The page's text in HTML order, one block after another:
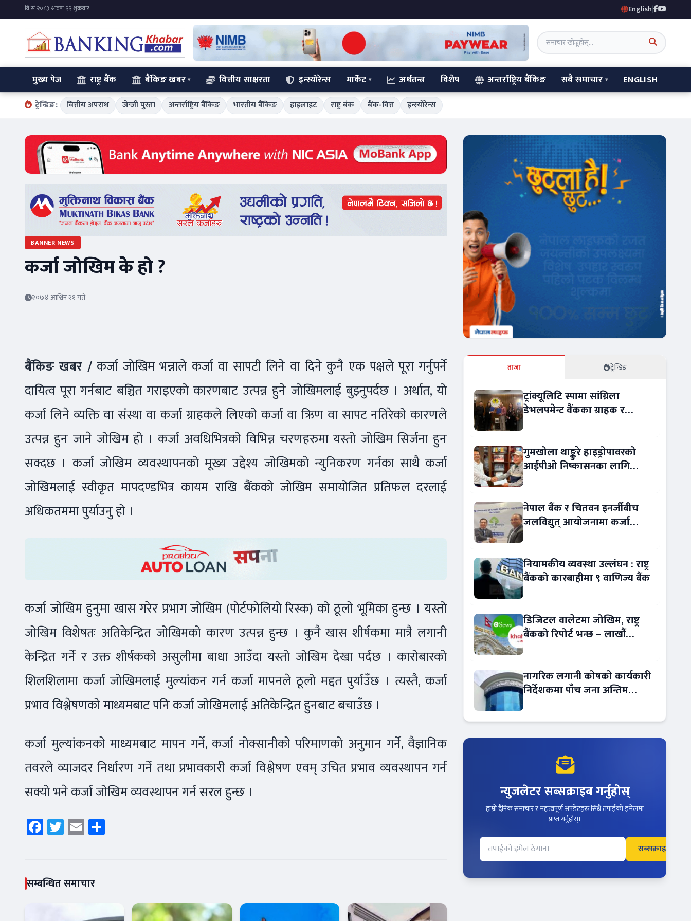
English|
मुख्य पेज राष्ट्र बैंक बैंकिङ खबर वित्तीय साक्षरता इन्स्योरेन्स मार्केट अर्थतन्त्र विशेष अन्तर्राष्ट्रिय बैंकिङ सबै समाचार ENGLISH
ट्रेन्डिङ: वित्तीय अपराध जेन्जी पुस्ता अन्तर्राष्ट्रिय बैंकिङ भारतीय बैंकिङ हाइलाइट राष्ट्र बंक बैंक-वित्त इन्स्योरेन्स
BANNER NEWS
कर्जा जोखिम के हो ?
२०७४ आश्विन २१ गते
बैंकिङ खबर / कर्जा जोखिम भन्नाले कर्जा वा सापटी लिने वा दिने कुनै एक पक्षले पूरा गर्नुपर्ने
दायित्व पूरा गर्नबाट बञ्चित गराइएको कारणबाट उत्पन्न हुने जोखिमलाई बुझ्नुपर्दछ । अर्थात, यो
कर्जा लिने व्यक्ति वा संस्था वा कर्जा ग्राहकले लिएको कर्जा वा ऋिण वा सापट नतिरेको कारणले
उत्पन्न हुन जाने जोखिम हो । कर्जा अवधिभित्रको विभिन्न चरणहरुमा यस्तो जोखिम सिर्जना हुन
सक्दछ । कर्जा जोखिम व्यवस्थापनको मूख्य उद्देश्य जोखिमको न्युनिकरण गर्नका साथै कर्जा
जोखिमलाई स्वीकृत मापदण्डभित्र कायम राखि बैंकको जोखिम समायोजित प्रतिफल दरलाई
अधिकतममा पुर्याउनु हो ।
कर्जा जोखिम हुनुमा खास गरेर प्रभाग जोखिम (पोर्टफोलियो रिस्क) को ठूलो भूमिका हुन्छ । यस्तो
जोखिम विशेषतः अतिकेन्द्रित जोखिमको कारण उत्पन्न हुन्छ । कुनै खास शीर्षकमा मात्रै लगानी
केन्द्रित गर्ने र उक्त शीर्षकको असुलीमा बाधा आउँदा यस्तो जोखिम देखा पर्दछ । कारोबारको
शिलशिलामा कर्जा जोखिमलाई मुल्यांकन गर्न कर्जा मापनले ठूलो मद्दत पुर्याउँछ । त्यस्तै, कर्जा
प्रभाव विश्लेषणको माध्यमबाट पनि कर्जा जोखिमलाई अतिकेन्द्रित हुनबाट बचाउँछ ।
कर्जा मुल्यांकनको माध्यमबाट मापन गर्ने, कर्जा नोक्सानीको परिमाणको अनुमान गर्ने, वैज्ञानिक
तवरले व्याजदर निर्धारण गर्ने तथा प्रभावकारी कर्जा विश्लेषण एवम् उचित प्रभाव व्यवस्थापन गर्न
सक्यो भने कर्जा जोखिम व्यवस्थापन गर्न सरल हुन्छ ।
Facebook
Twitter
Email
सम्बन्धित समाचार
ताजा ट्रेन्डिङ
ट्रांक्यूलिटि स्पामा सांग्रिला
डेभलपमेन्ट वैंकका ग्राहक र
गुमखोला थाङ्कुरे हाइड्रोपावरको
आईपीओ निष्कासनका लागि
नेपाल बैंक र चितवन इनर्जीबीच
जलविद्युत् आयोजनामा कर्जा
नियामकीय व्यवस्था उल्लंघन : राष्ट्र
बैंकको कारबाहीमा ९ वाणिज्य बैंक
डिजिटल वालेटमा जोखिम, राष्ट्र
बैंकको रिपोर्ट भन्छ – लाखौं
नागरिक लगानी कोषको कार्यकारी
निर्देशकमा पाँच जना अन्तिम
न्युजलेटर सब्सक्राइब गर्नुहोस्
हाम्रो दैनिक समाचार र महत्त्वपूर्ण अपडेटहरू सिधै तपाईंको इमेलमा
प्राप्त गर्नुहोस्।
सब्सक्राइब